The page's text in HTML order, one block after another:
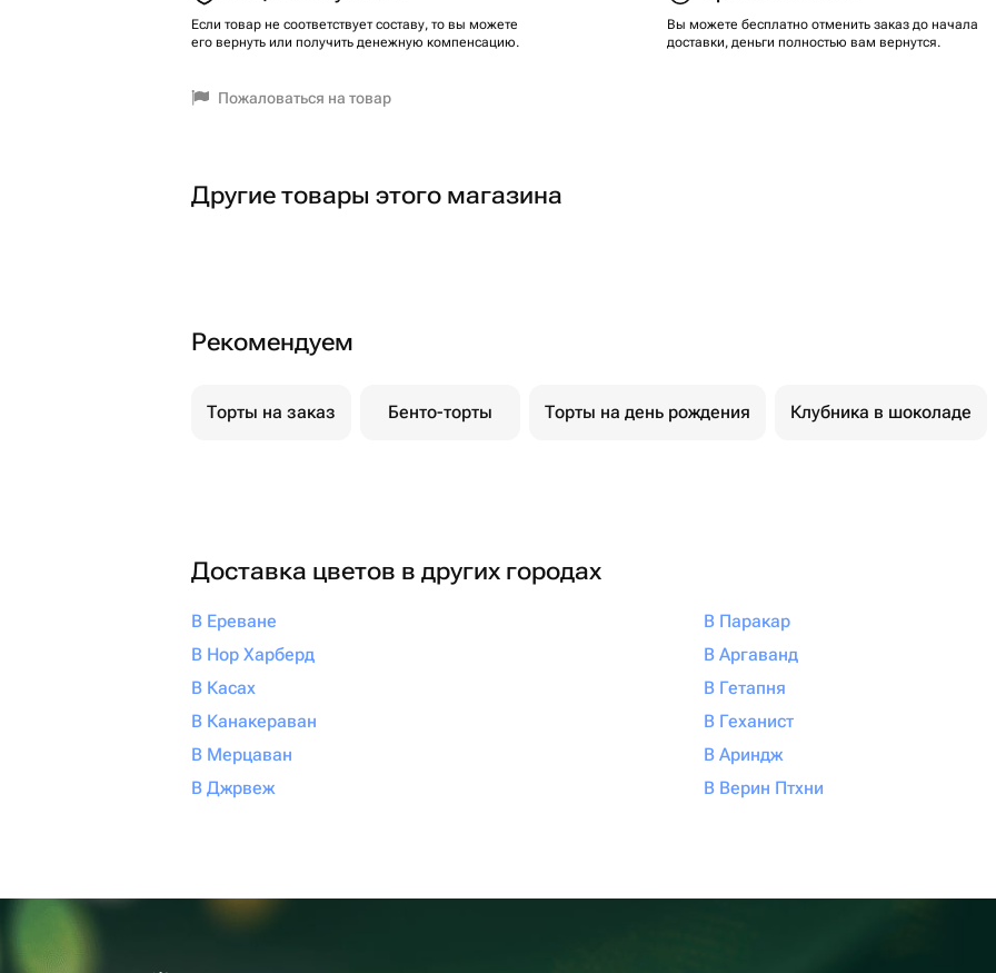
Если товар не соответствует составу, то вы можете
его вернуть или получить денежную компенсацию.
Вы можете бесплатно отменить заказ до начала
доставки, деньги полностью вам вернутся.
Пожаловаться на товар
Другие товары этого магазина
Рекомендуем
Торты на заказ Бенто-торты Торты на день рождения Клубника в шоколаде
Доставка цветов в других городах
В Ереване
В Нор Харберд
В Касах
В Канакераван
В Мерцаван
В Джрвеж
В Паракар
В Аргаванд
В Гетапня
В Геханист
В Ариндж
В Верин Птхни